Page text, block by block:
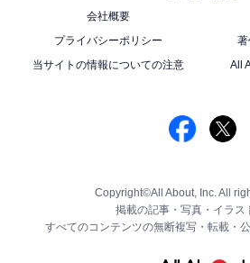
会社概要
プライバシーポリシー
当サイトの情報についての注意
All
Copyright©All About, Inc. All
掲載の記事・写真・イラス
すべてのコンテンツの無断複写・転載・